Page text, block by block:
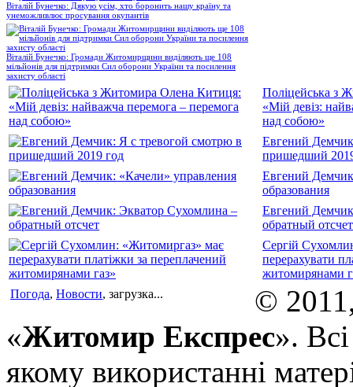
Віталій Бунечко: Дякую усім, хто боронить нашу країну та
унеможливлює просування окупантів
Віталій Бунечко: Громади Житомирщини виділяють ще 108
мільйонів для підтримки Сил оборони України та посилення
захисту області
Поліцейська з
«Мій девіз:
над собою»
Евгений
пришедший
Евгений
образования
Евгений
обратный отсчет
Сергій
перерахувати
житомирянами
Погода, Новости, загрузка...
©
«Житомир Експрес».
якому використанні